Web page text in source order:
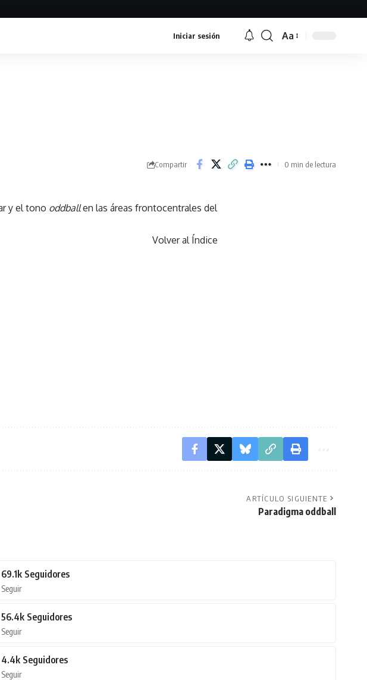
Iniciar sesión
Font
Aa
Compartir 0 min de lectura
y el tono oddballen las áreas frontocentrales del
Volver al Índice
ARTÍCULO SIGUIENTE
Paradigma oddball
69.1k Seguidores
Seguir
56.4k Seguidores
Seguir
4.4k Seguidores
Seguir